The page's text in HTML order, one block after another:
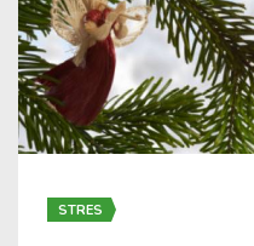
STRES